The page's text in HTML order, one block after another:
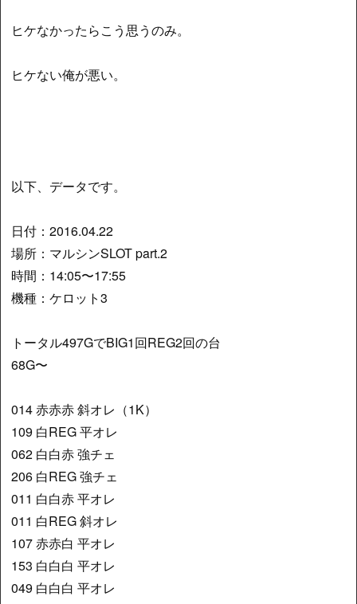
ヒケなかったらこう思うのみ。
ヒケない俺が悪い。
以下、データです。
日付：2016.04.22
場所：マルシンSLOT part.2
時間：14:05〜17:55
機種：ケロット3
トータル497GでBIG1回REG2回の台
68G〜
014 赤赤赤 斜オレ（1K）
109 白REG 平オレ
062 白白赤 強チェ
206 白REG 強チェ
011 白白赤 平オレ
011 白REG 斜オレ
107 赤赤白 平オレ
153 白白白 平オレ
049 白白白 平オレ